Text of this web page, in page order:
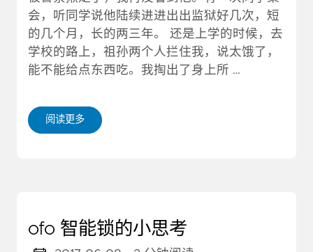
会，听同学说他陆续进进出出监狱好几次，短
的几个月，长的两三年。 还是上学的时候，去
学校的路上，祖孙两个人拦住我，说太饿了，
能不能给点东西吃。我掏出了身上所 …
阅读更多
ofo 智能锁的小思考